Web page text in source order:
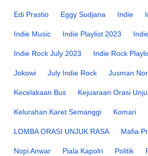
Edi Prastio Eggy Sudjana Indie
Indie Music Indie Playlist 2023
Indie Rock July 2023 Indie Rock
Jokowi July Indie Rock Jusman
Kecelakaan Bus Kejuaraan Orasi
Kelurahan Karet Semanggi Komari
LOMBA ORASI UNJUK RASA Mafia
Nopi Anwar Piala Kapolri Politik